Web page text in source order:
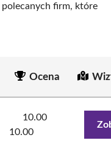
polecanych firm, które
Ocena
10.00
10.00